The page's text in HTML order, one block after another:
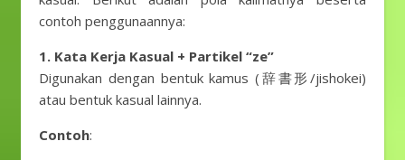
contoh penggunaannya:
1. Kata Kerja Kasual + Partikel “ze”
Digunakan dengan bentuk kamus (辞書形/jishokei)
atau bentuk kasual lainnya.
Contoh: